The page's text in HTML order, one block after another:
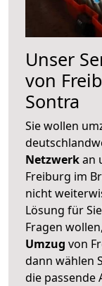
Unser
von
Sontra
Sie wollen
Netzwerkan
Freiburg im
nicht
Lösung für
Fragen wollen,
Umzug von
dann wählen
die passende